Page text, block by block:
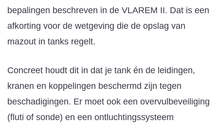
bepalingen beschreven in de VLAREM II. Dat is een
afkorting voor de wetgeving die de opslag van
mazout in tanks regelt.
Concreet houdt dit in dat je tank én de leidingen,
kranen en koppelingen beschermd zijn tegen
beschadigingen. Er moet ook een overvulbeveiliging
(fluti of sonde) en een ontluchtingssysteem